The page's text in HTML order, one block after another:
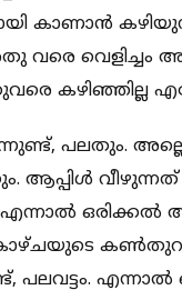
കാണാന്‍
വെളിച്ചം
കഴിഞ്ഞില്ല
പലതും.
ആപ്പിള്‍
ഒരിക്കല്‍
പലവട്ടം. എന്നാല്‍